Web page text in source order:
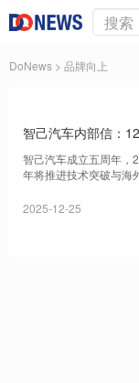
DoNews > 品牌向上
智己汽车内部信：
智己汽车成立五周年，
年将推进技术突破与海
2025-12-25